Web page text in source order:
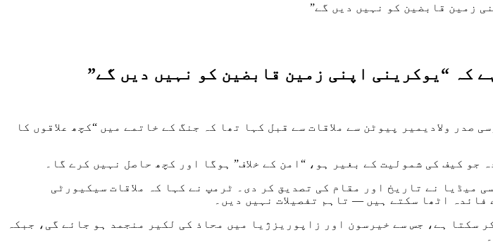
زمین قابضین کو نہیں دیں گے”
کہ “یوکرینی اپنی زمین قابضین کو نہیں دیں گے”
ولادیمیر پیوٹن سے ملاقات سے قبل کہا تھا کہ جنگ کے خاتمے میں “کچھ علاقوں کا
کیف کی شمولیت کے بغیر ہو، “امن کے خلاف” ہوگا اور کچھ حاصل نہیں کرے گا۔
میڈیا نے تاریخ اور مقام کی تصدیق کر دی۔ ٹرمپ نے کہا کہ ملاقات سیکیورٹی
اٹھا سکتے ہیں — تاہم تفصیلات نہیں دیں۔
سکتا ہے، جس سے خیرسون اور زاپوریزژیا میں محاذ کی لکیر منجمد ہو جائے گی، جبکہ